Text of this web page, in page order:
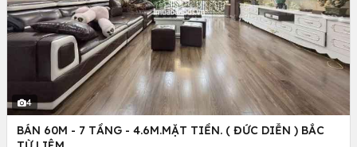
4
BÁN 60M - 7 TẦNG - 4.6M.MẶT TIỀN. ( ĐỨC DIỄN ) BẮC